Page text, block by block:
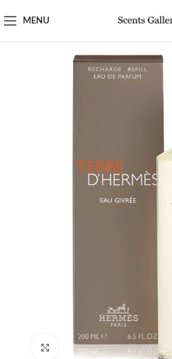
MENU
Click to enlarge